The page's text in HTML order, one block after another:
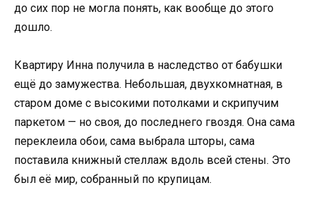
до сих пор не могла понять, как вообще до этого
дошло.
Квартиру Инна получила в наследство от бабушки
ещё до замужества. Небольшая, двухкомнатная, в
старом доме с высокими потолками и скрипучим
паркетом — но своя, до последнего гвоздя. Она сама
переклеила обои, сама выбрала шторы, сама
поставила книжный стеллаж вдоль всей стены. Это
был её мир, собранный по крупицам.